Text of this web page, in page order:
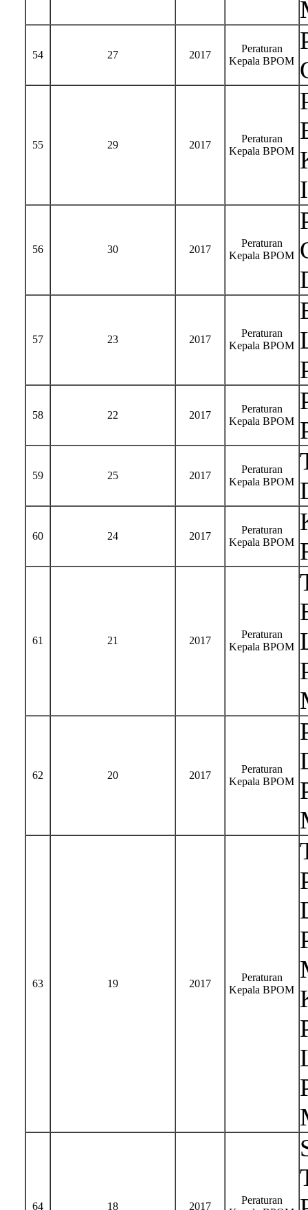
54 27 2017
Peraturan
Kepala BPOM
55 29 2017
Peraturan
Kepala BPOM
56 30 2017
Peraturan
Kepala BPOM
57 23 2017
Peraturan
Kepala BPOM
58 22 2017
Peraturan
Kepala BPOM
59 25 2017
Peraturan
Kepala BPOM
60 24 2017
Peraturan
Kepala BPOM
61 21 2017
Peraturan
Kepala BPOM
62 20 2017
Peraturan
Kepala BPOM
63 19 2017
Peraturan
Kepala BPOM
64 18 2017
Peraturan